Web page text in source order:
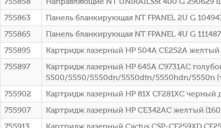
755863
Панель бланкирующая NT FPANEL 2U G
755865
Панель бланкирующая NT FPANEL 4U G
755895
Картридж лазерный HP 504A CE252A желтый
755897
Картридж лазерный HP 645A C9731AC
5500/5550/5550dn/5550dtn/5550hdn/5550n
755902
Картридж лазерный HP 81X CF281XC
755907
Картридж лазерный HP CE342AC желтый